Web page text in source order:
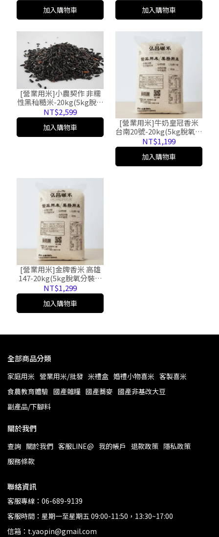
加入購物車 加入購物車
[營業用米]小農契作 非糯
性黑秈糙米-20kg(5kg脫氧
分裝*4包，免運，黑貓宅
配)
NT$2,599
加入購物車
[營業用米]牛奶皇冠香米
台南20號-20kg(5kg脫氧分
裝*4包，免運，黑貓宅配)
NT$1,199
加入購物車
[營業用米]金牌香米 高雄
147-20kg(5kg脫氧分裝*4
包，免運，黑貓宅配)
NT$1,299
加入購物車
全部商品分類
家庭用米 營業用米/批發 米禮盒 婚禮小物喜米 客製喜米
食農教育體驗 國產雜糧 國產蕎麥 國產非基改大豆
副產品/下腳料
關於我們
查詢 關於我們 客服LINE@ 我的帳戶 退款政策 隱私政策
服務條款
聯絡資訊
客服專線：06-689-9139
客服時間：星期一至星期五 09:00-11:50，13:30~17:00
信箱：t.yaopin@gmail.com